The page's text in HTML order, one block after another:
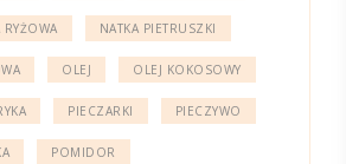
RYŻOWA NATKA PIETRUSZKI
OLEJ OLEJ KOKOSOWY
PIECZARKI PIECZYWO
POMIDOR